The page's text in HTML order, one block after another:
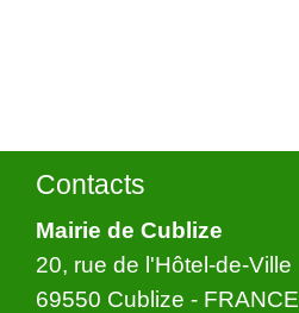
Contacts
Mairie de Cublize
20, rue de l'Hôtel-de-Ville
69550 Cublize - FRANCE